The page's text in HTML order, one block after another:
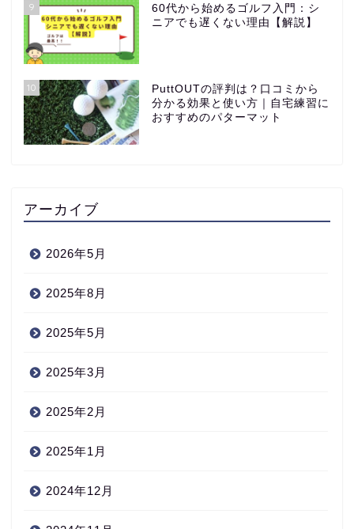
9
60代から始めるゴルフ入門：シ
ニアでも遅くない理由【解説】
10
PuttOUTの評判は？口コミから
分かる効果と使い方｜自宅練習に
おすすめのパターマット
アーカイブ
2026年5月
2025年8月
2025年5月
2025年3月
2025年2月
2025年1月
2024年12月